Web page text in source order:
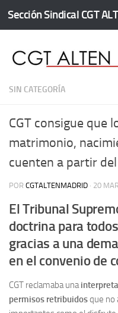
Saltar al contenido
Sección Sindical CGT
SIN CATEGORÍA
CGT consigue que
matrimonio,
cuenten a partir
POR CGTALTENMADRID · 20
El Tribunal
doctrina para
gracias a una
en el convenio de
CGT reclamaba una
permisos retribuidosque no